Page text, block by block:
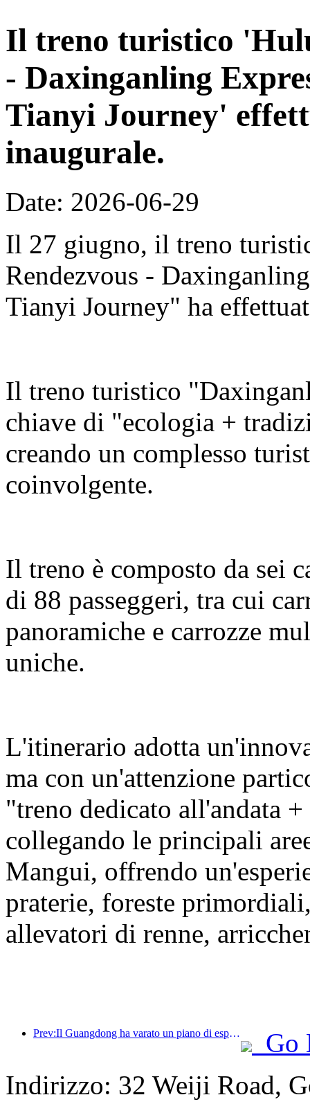
Il treno turistico
- Daxinganling
Tianyi Journey'
inaugurale.
Date: 2026-06-29
Il 27 giugno, il treno
Rendezvous -
Tianyi Journey" ha
Il treno turistico
chiave di "ecologia +
creando un complesso
coinvolgente.
Il treno è composto da sei
di 88 passeggeri, tra cui
panoramiche e carrozze
uniche.
L'itinerario adotta
ma con un'attenzione
"treno dedicato all'andata
collegando le principali
Mangui, offrendo
praterie, foreste
allevatori di renne,
Prev:Il Guangdong ha varato un piano di espansione della capacità del settore dei servizi per trasformare la Greater Bay Area in una destinazione turistica di livello mondiale.
Go
Indirizzo: 32 Weiji Road,